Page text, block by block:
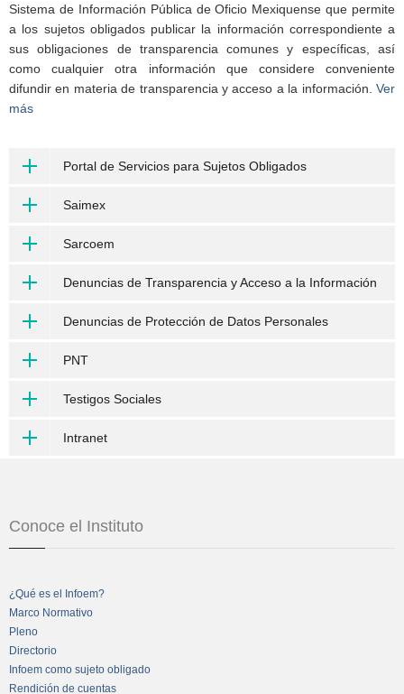
Sistema de Información Pública de Oficio Mexiquense que permite
a los sujetos obligados publicar la información correspondiente a
sus obligaciones de transparencia comunes y específicas, así
como cualquier otra información que considere conveniente
difundir en materia de transparencia y acceso a la información. Ver
más
Portal de Servicios para Sujetos Obligados
Saimex
Sarcoem
Denuncias de Transparencia y Acceso a la Información
Denuncias de Protección de Datos Personales
PNT
Testigos Sociales
Intranet
Conoce el Instituto
¿Qué es el Infoem?
Marco Normativo
Pleno
Directorio
Infoem como sujeto obligado
Rendición de cuentas